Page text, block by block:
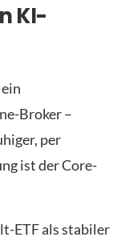
KI-
Broker –
per
ist der Core-
ETF als stabiler